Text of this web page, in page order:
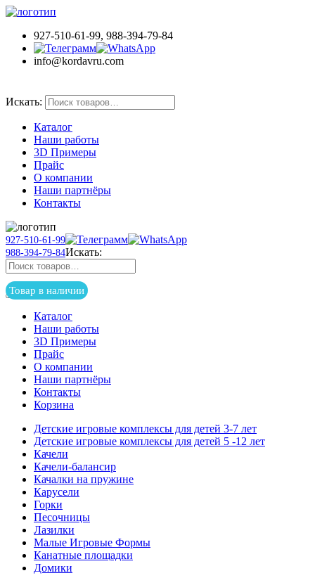
927-510-61-99, 988-394-79-84
info@kordavru.com
Искать:
Каталог
Наши работы
3D Примеры
Прайс
О компании
Наши партнёры
Контакты
927-510-61-99
988-394-79-84Искать:
Товар в наличии
Каталог
Наши работы
3D Примеры
Прайс
О компании
Наши партнёры
Контакты
Корзина
Детские игровые комплексы для детей 3-7 лет
Детские игровые комплексы для детей 5 -12 лет
Качели
Качели-балансир
Качалки на пружине
Карусели
Горки
Песочницы
Лазилки
Малые Игровые Формы
Канатные площадки
Домики